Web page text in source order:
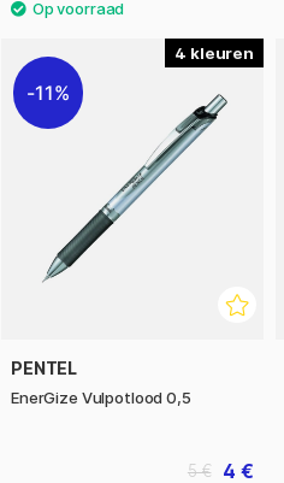
4
11%
PENTEL
EnerGize Vulpotlood 0,5
4 €
5 €